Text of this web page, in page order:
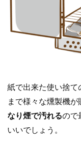
紙で出来た使い捨て
まで様々な燻製機
なり煙で汚れるので
いいでしょう。